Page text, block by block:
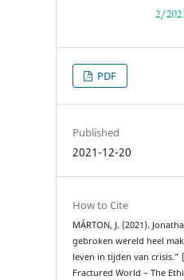
PDF
Published
2021-12-20
How to Cite
MÁRTON, J. (2021).
gebroken wereld heel
leven in tijden van crisis.”
Fractured World – The